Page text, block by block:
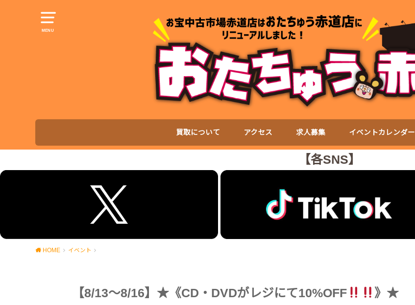
MENU
買取について アクセス 求人募集 イベントカレンダー
【各SNS】
HOME イベント
【8/13～8/16】★《CD・DVDがレジにて10%OFF 》★